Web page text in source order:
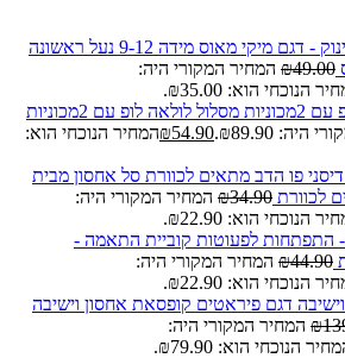
נעל ראשונה
₪49.00
המחיר המקורי היה:
הנוכחי הוא: ₪35.00.
מסלול לולאה לופ עם 2מכוניות
₪89.90.
₪54.90
המחיר הנוכחי הוא:
סל אחסון מבית
לכוורת
₪34.90
המחיר המקורי היה:
הנוכחי הוא: ₪22.90.
קוביית התאמה -
₪44.90
המחיר המקורי היה:
הנוכחי הוא: ₪22.90.
קופסאת אחסון וישיבה
₪ המחיר המקורי היה:
הנוכחי הוא: ₪79.90.